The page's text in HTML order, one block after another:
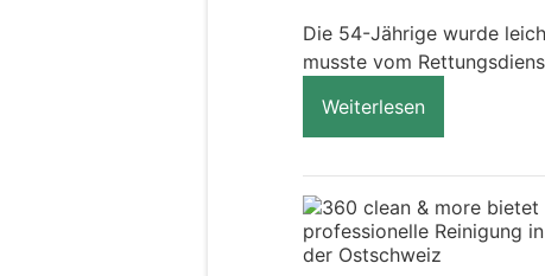
Die 54-Jährige wurde
musste vom
Weiterlesen